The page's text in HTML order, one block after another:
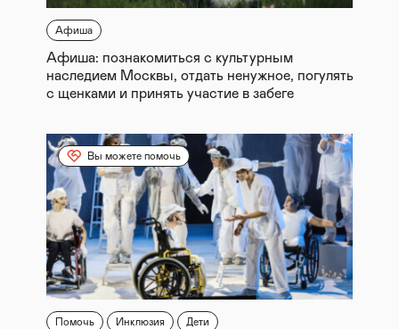
Афиша
Афиша: познакомиться с культурным
наследием Москвы, отдать ненужное, погулять
с щенками и принять участие в забеге
Вы можете помочь
Помочь Инклюзия Дети